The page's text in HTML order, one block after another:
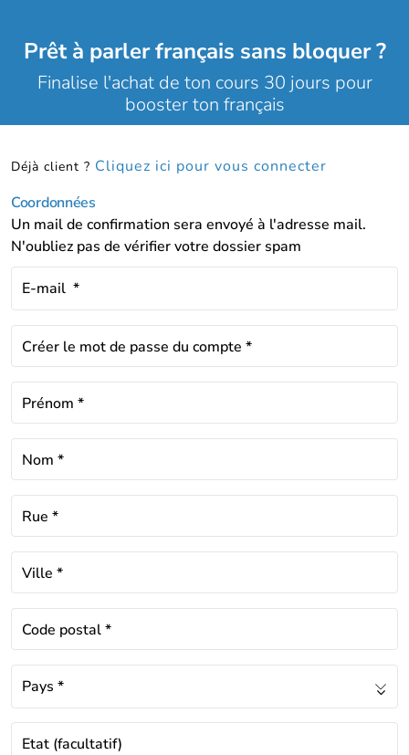
Prêt à parler français sans bloquer ?
Finalise l'achat de ton cours 30 jours pour
booster ton français
Déjà client ? Cliquez ici pour vous connecter
Coordonnées
Un mail de confirmation sera envoyé à l'adresse mail.
N'oubliez pas de vérifier votre dossier spam
E-mail *
Créer le mot de passe du compte *
Prénom *
Nom *
Rue *
Ville *
Code postal*
Pays *
Etat (facultatif)